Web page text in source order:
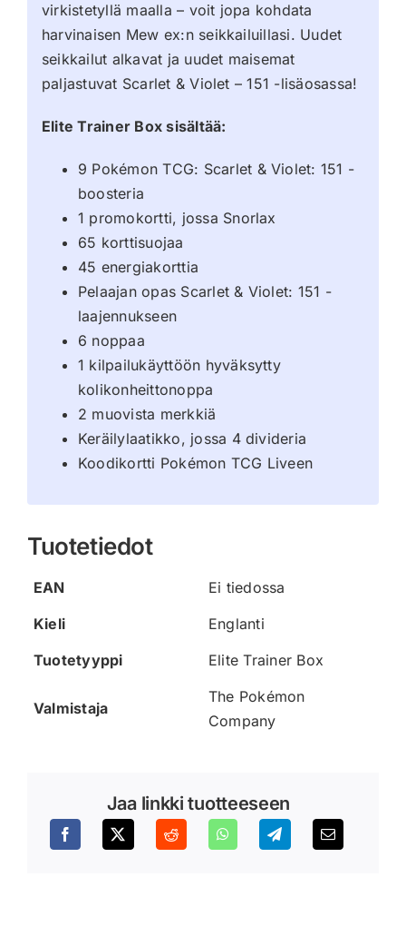
virkistetyllä maalla – voit jopa kohdata
harvinaisen Mew ex:n seikkailuillasi. Uudet
seikkailut alkavat ja uudet maisemat
paljastuvat Scarlet & Violet – 151 -lisäosassa!
Elite Trainer Box sisältää:
9 Pokémon TCG: Scarlet & Violet: 151 -
boosteria
1 promokortti, jossa Snorlax
65 korttisuojaa
45 energiakorttia
Pelaajan opas Scarlet & Violet: 151 -
laajennukseen
6 noppaa
1 kilpailukäyttöön hyväksytty
kolikonheittonoppa
2 muovista merkkiä
Keräilylaatikko, jossa 4 divideria
Koodikortti Pokémon TCG Liveen
Tuotetiedot
EAN
Ei tiedossa
Kieli
Englanti
Tuotetyyppi
Elite Trainer Box
Valmistaja
The Pokémon
Company
Jaa linkki tuotteeseen